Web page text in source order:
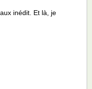
inédit. Et là, je